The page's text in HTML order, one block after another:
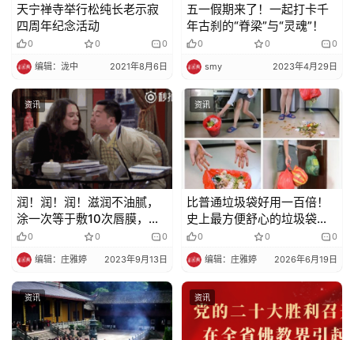
责
声
明
天宁禅寺举行松纯长老示寂
四周年纪念活动
0 0 0
编辑：泷中 2021年8月6日
五一假期来了！一起打卡千
年古刹的“脊梁”与“灵魂”！
0 0 0
smy 2023年4月29日
资讯
润！润！润！滋润不油腻，
涂一次等于敷10次唇膜，连
死皮都消失了！
0 0 0
编辑：庄雅婷 2023年9月13日
资讯
比普通垃圾袋好用一百倍！
史上最方便舒心的垃圾袋，
有颜又贴心！1小时爆卖
60000个！
0 0 0
编辑：庄雅婷 2026年6月19日
资讯 资讯